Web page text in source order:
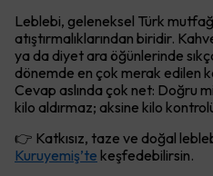
Leblebi, geleneksel Türk
atıştırmalıklarından biridir.
ya da diyet ara öğünlerinde
dönemde en çok merak edilen
Cevap aslında çok net: Doğru
kilo aldırmaz; aksine kilo
👉 Katkısız, taze ve doğal
Kuruyemiş’te keşfedebilirsin.